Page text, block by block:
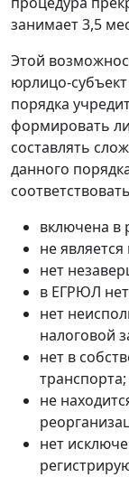
занимает 3,5
Этой
юрлицо-
порядка
формировать
составлять
данного
включена в
не
нет
в ЕГРЮЛ
нет
налоговой
нет в
транспорта;
не
нет